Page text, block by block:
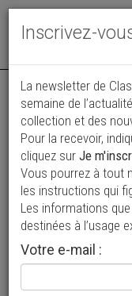
Annonce
Goggomobil
16 800 €
1964 Coupé
Inscrivez-
La newsletter de
semaine de
collection et des
Pour la recevoir,
cliquez sur Je
Vous pourrez à tout
les instructions qui
Les informations
destinées à l’usage
Votre e-mail :